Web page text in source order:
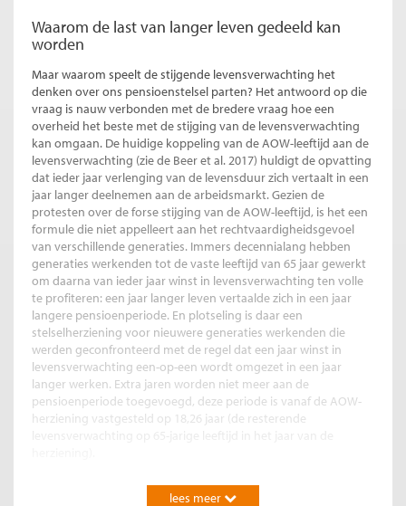
Waarom de last van langer leven gedeeld kan
worden
Maar waarom speelt de stijgende levensverwachting het
denken over ons pensioenstelsel parten? Het antwoord op die
vraag is nauw verbonden met de bredere vraag hoe een
overheid het beste met de stijging van de levensverwachting
kan omgaan. De huidige koppeling van de AOW-leeftijd aan de
levensverwachting (zie de Beer et al. 2017) huldigt de opvatting
dat ieder jaar verlenging van de levensduur zich vertaalt in een
jaar langer deelnemen aan de arbeidsmarkt. Gezien de
protesten over de forse stijging van de AOW-leeftijd, is het een
formule die niet appelleert aan het rechtvaardigheidsgevoel
van verschillende generaties. Immers decennialang hebben
generaties werkenden tot de vaste leeftijd van 65 jaar gewerkt
om daarna van ieder jaar winst in levensverwachting ten volle
te profiteren: een jaar langer leven vertaalde zich in een jaar
langere pensioenperiode. En plotseling is daar een
stelselherziening voor nieuwere generaties werkenden die
werden geconfronteerd met de regel dat een jaar winst in
levensverwachting een-op-een wordt omgezet in een jaar
langer werken. Extra jaren worden niet meer aan de
pensioenperiode toegevoegd, deze periode is vanaf de AOW-
herziening vastgesteld op 18,26 jaar (de resterende
Vanuit de praktijk kan men geluiden opvangen dat
werknemers moeite hebben om de stijging van de
lees meer